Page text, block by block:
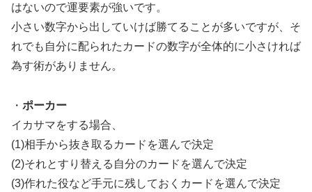
はないので運要素が強いです。
小さい数字から出していけば勝てることが多いですが、そ
れでも自分に配られたカードの数字が全体的に小さければ
為す術がありません。
・ ポーカー
イカサマをする場合、
(1)相手から抜き取るカードを選んで決定
(2)それとすり替える自分のカードを選んで決定
(3)作れた役など手元に残しておくカードを選んで決定